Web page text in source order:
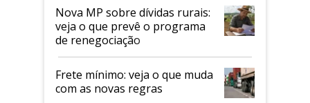
Nova MP sobre dívidas rurais:
veja o que prevê o programa
de renegociação
Frete mínimo: veja o que muda
com as novas regras